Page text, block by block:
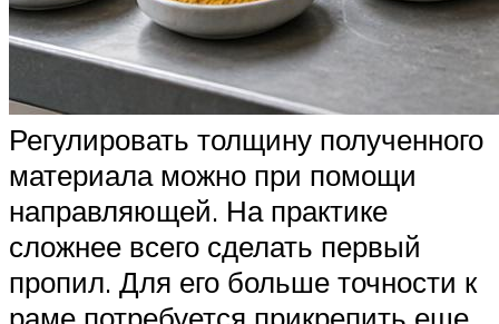
Регулировать толщину полученного
материала можно при помощи
направляющей. На практике
сложнее всего сделать первый
пропил. Для его больше точности к